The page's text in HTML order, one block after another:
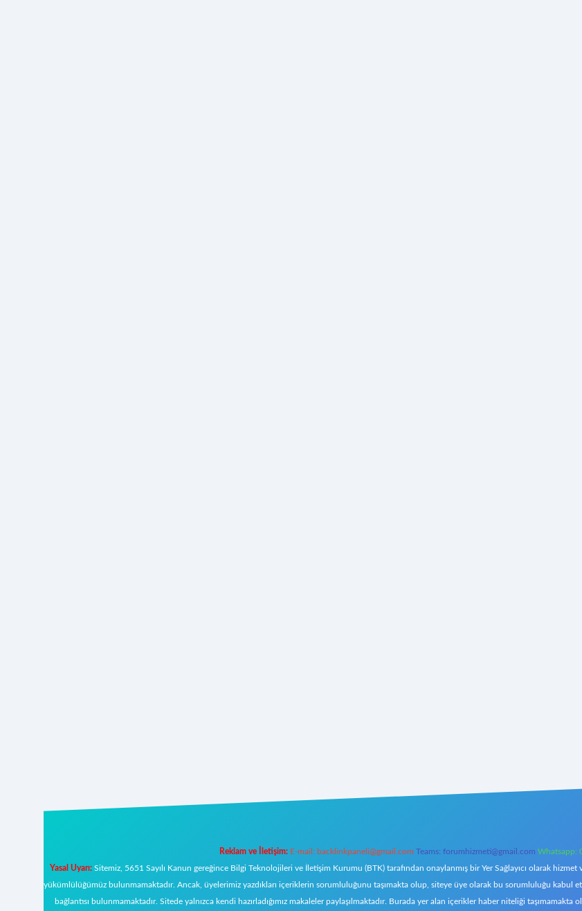
Reklam ve İletişim: E-mail: backlinkpaneli@gmail.com Teams: forumhizmeti@gmail.com Whatsapp:
Yasal Uyarı:Sitemiz, 5651 Sayılı Kanun gereğince Bilgi Teknolojileri ve İletişim Kurumu (BTK) tarafından onaylanmış bir Yer Sağlayıcı olarak
yükümlülüğümüz bulunmamaktadır. Ancak, üyelerimiz yazdıkları içeriklerin sorumluluğunu taşımakta olup, siteye üye olarak bu sorumluluğu kabul
bağlantısı bulunmamaktadır. Sitede yalnızca kendi hazırladığımız makaleler paylaşılmaktadır. Burada yer alan içerikler haber niteliği